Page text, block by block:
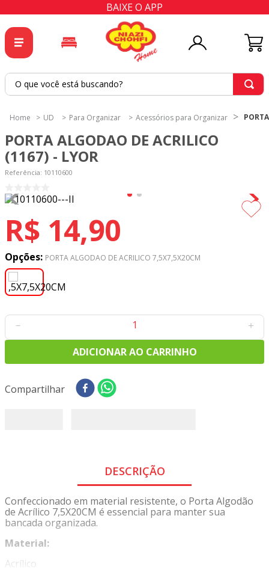
BAIXE O APP
O que você está buscando?
UD Para Organizar Acessórios para Organizar
PORTA ALGODAO DE ACRILICO
(1167) - LYOR
Referência: 10110600
R$ 14,90
Opções: PORTA ALGODAO DE ACRILICO 7,5X7,5X20CM
＋
－
ADICIONAR AO CARRINHO
Compartilhar
DESCRIÇÃO
Confeccionado em material resistente, o Porta Algodão
de Acrílico 7,5X20CM é essencial para manter sua
bancada organizada.
Material:
Acrílico
2º
tapete
cortina
6º
tecido tricoline
7º
percal
8
tecido oxford
9º
tricoline digital
10º tecidos